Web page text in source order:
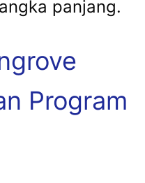
panjang.
Program